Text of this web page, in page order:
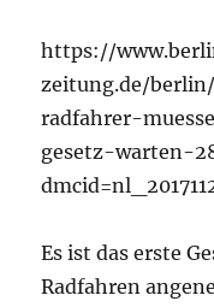
https://
zeitung.de/
radfahrer-
gesetz-warten-
Es ist das erste
Radfahren